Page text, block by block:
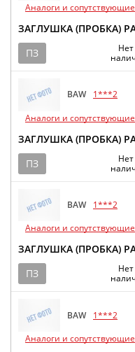
Аналоги и сопутствующие
ЗАГЛУШКА (ПРОБКА)
ПЗ
BAW
1***2
Аналоги и сопутствующие
ЗАГЛУШКА (ПРОБКА)
ПЗ
BAW
1***2
Аналоги и сопутствующие
ЗАГЛУШКА (ПРОБКА)
ПЗ
BAW
1***2
Аналоги и сопутствующие